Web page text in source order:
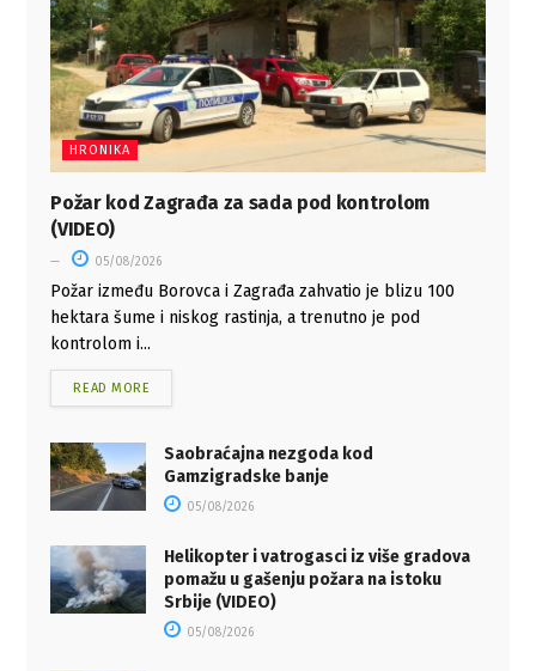
HRONIKA
Požar kod Zagrađa za sada pod kontrolom
(VIDEO)
05/08/2026
Požar između Borovca i Zagrađa zahvatio je blizu 100
hektara šume i niskog rastinja, a trenutno je pod
kontrolom i...
READ MORE
Saobraćajna nezgoda kod
Gamzigradske banje
05/08/2026
Helikopter i vatrogasci iz više gradova
pomažu u gašenju požara na istoku
Srbije (VIDEO)
05/08/2026